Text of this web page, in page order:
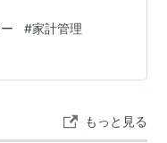
#家計管理
もっと見る